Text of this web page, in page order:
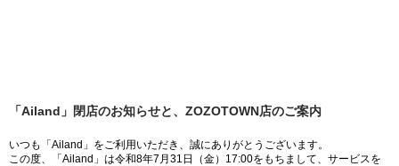
「Ailand」閉店のお知らせと、ZOZOTOWN店のご案内
いつも「Ailand」をご利用いただき、誠にありがとうございます。
この度、「Ailand」は令和8年7月31日（金）17:00をもちまして、サービスを